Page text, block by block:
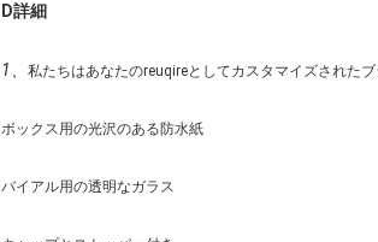
D詳細
1、 私たちはあなたのreuqireとしてカスタマイズされた
ボックス用の光沢のある防水紙
バイアル用の透明なガラス